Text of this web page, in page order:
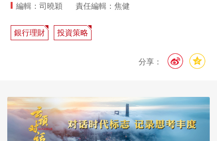
編輯：司曉穎 責任編輯：焦健
銀行理財 投資策略
分享：